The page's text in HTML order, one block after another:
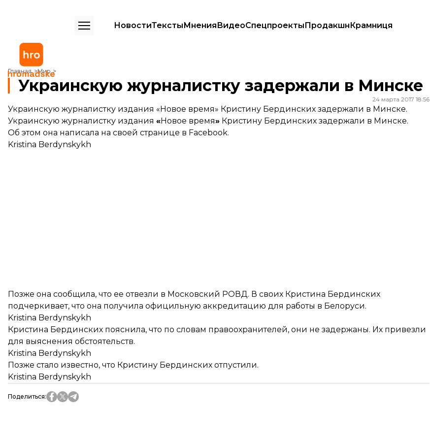
НовостиТекстыМненияВидеоСпецпроектыПродакшнКрамниця
Главная Мир
Украинскую журналистку задержали в Минске
Украинскую журналистку задержали в Минске
24 марта 2017 18:56
Украинскую журналистку издания «Новое время» Кристину Бердинских задержали в Минске.
Украинскую журналистку издания «Новое время» Кристину Бердинских задержали в Минске.
Об этом она написала на своей странице в Facebook.
Kristina Berdynskykh
Позже она сообщила, что ее отвезли в Московский РОВД. В своих Кристина Бердинских
подчеркивает, что она получила официльную аккредитацию для работы в Белоруси.
Kristina Berdynskykh
Кристина Бердинских пояснила, что по словам правоохранителей, они не задержаны. Их привезли
для выяснения обстоятельств.
Kristina Berdynskykh
Позже стало известно, что Кристину Бердинских отпустили.
Kristina Berdynskykh
Поделиться: